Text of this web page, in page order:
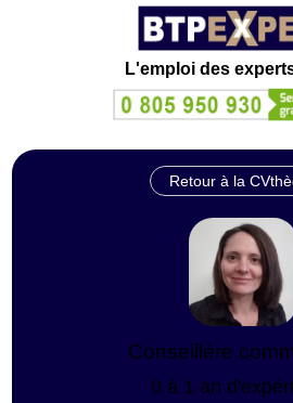
L'emploi des
Retour à la
Conseillère
0 à 1 an